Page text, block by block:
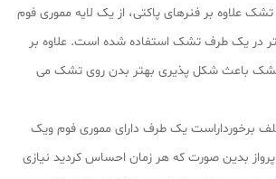
علاوه بر فنرهای پاکتی، از یک لایه مموری فوم
سانتی متر در یک طرف تشک استفاده شده است. علاوه بر
باعث شکل پذیری بهتر بدن روی تشک می
برخورداراست یک طرف دارای مموری فوم ویک
بدین صورت که هر زمان احساس کردید نیازی